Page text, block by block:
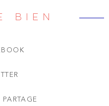
BIEN
PARTAGE